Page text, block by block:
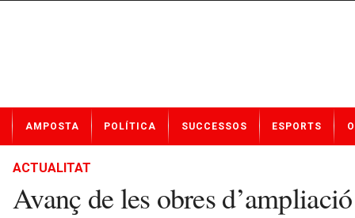
t
AMPOSTA POLÍTICA SUCCESSOS ESPORTS
ACTUALITAT
Avanç de les obres